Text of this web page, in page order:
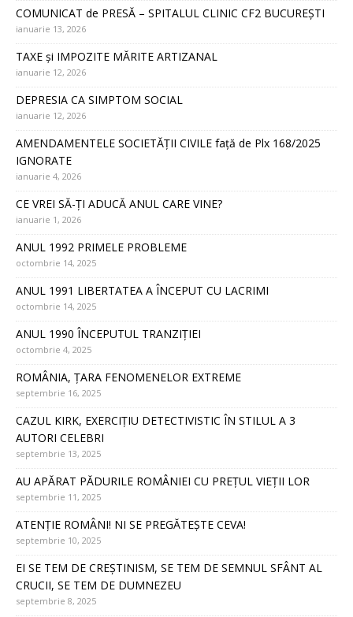
COMUNICAT de PRESĂ – SPITALUL CLINIC CF2 BUCUREȘTI
ianuarie 13, 2026
TAXE și IMPOZITE MĂRITE ARTIZANAL
ianuarie 12, 2026
DEPRESIA CA SIMPTOM SOCIAL
ianuarie 12, 2026
AMENDAMENTELE SOCIETĂȚII CIVILE față de Plx 168/2025
IGNORATE
ianuarie 4, 2026
CE VREI SĂ-ȚI ADUCĂ ANUL CARE VINE?
ianuarie 1, 2026
ANUL 1992 PRIMELE PROBLEME
octombrie 14, 2025
ANUL 1991 LIBERTATEA A ÎNCEPUT CU LACRIMI
octombrie 14, 2025
ANUL 1990 ÎNCEPUTUL TRANZIȚIEI
octombrie 4, 2025
ROMÂNIA, ȚARA FENOMENELOR EXTREME
septembrie 16, 2025
CAZUL KIRK, EXERCIȚIU DETECTIVISTIC ÎN STILUL A 3
AUTORI CELEBRI
septembrie 13, 2025
AU APĂRAT PĂDURILE ROMÂNIEI CU PREȚUL VIEȚII LOR
septembrie 11, 2025
ATENȚIE ROMÂNI! NI SE PREGĂTEȘTE CEVA!
septembrie 10, 2025
EI SE TEM DE CREȘTINISM, SE TEM DE SEMNUL SFÂNT AL
CRUCII, SE TEM DE DUMNEZEU
septembrie 8, 2025